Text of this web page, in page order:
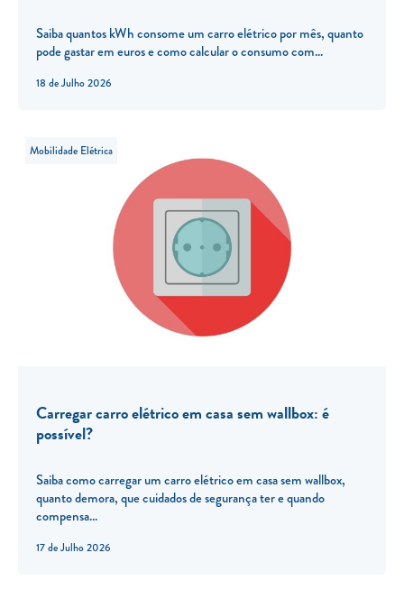
18 de Julho 2026
Saiba quantos kWh consome um carro elétrico por mês, quanto
pode gastar em euros e como calcular o consumo com...
17 de Julho 2026
Mobilidade Elétrica
Carregar carro elétrico em casa sem wallbox: é
possível?
Saiba como carregar um carro elétrico em casa sem wallbox,
quanto demora, que cuidados de segurança ter e quando
compensa...